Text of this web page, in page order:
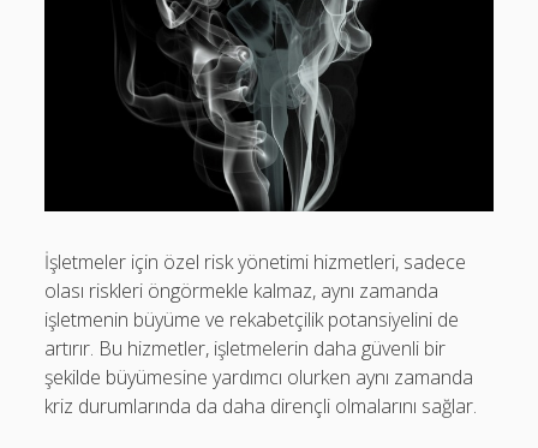
İşletmeler için özel risk yönetimi hizmetleri, sadece
olası riskleri öngörmekle kalmaz, aynı zamanda
işletmenin büyüme ve rekabetçilik potansiyelini de
artırır. Bu hizmetler, işletmelerin daha güvenli bir
şekilde büyümesine yardımcı olurken aynı zamanda
kriz durumlarında da daha dirençli olmalarını sağlar.